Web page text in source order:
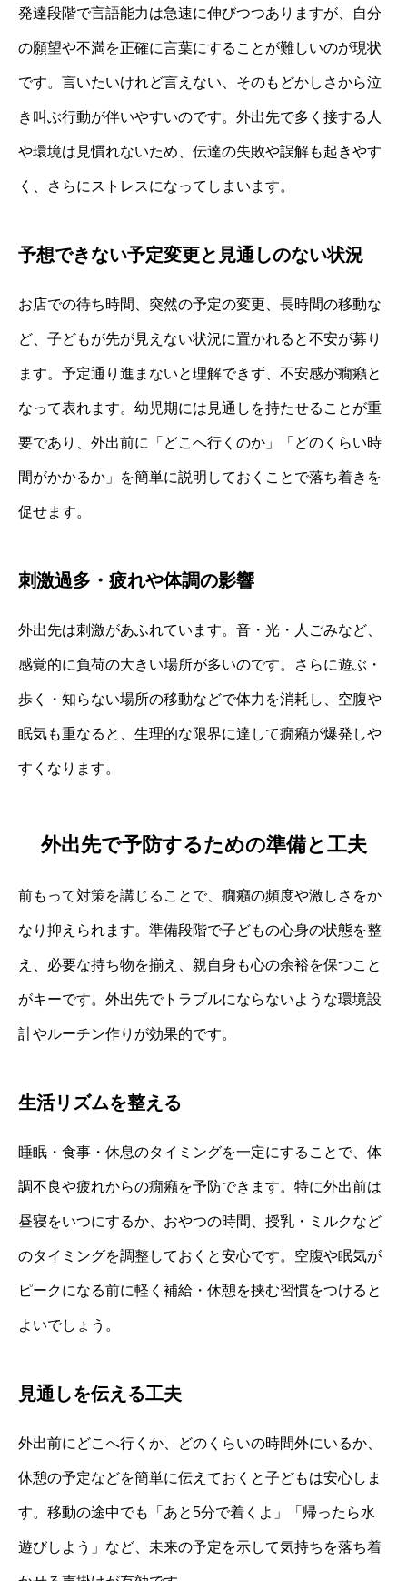
発達段階で言語能力は急速に伸びつつありますが、自分
の願望や不満を正確に言葉にすることが難しいのが現状
です。言いたいけれど言えない、そのもどかしさから泣
き叫ぶ行動が伴いやすいのです。外出先で多く接する人
や環境は見慣れないため、伝達の失敗や誤解も起きやす
く、さらにストレスになってしまいます。
予想できない予定変更と見通しのない状況
お店での待ち時間、突然の予定の変更、長時間の移動な
ど、子どもが先が見えない状況に置かれると不安が募り
ます。予定通り進まないと理解できず、不安感が癇癪と
なって表れます。幼児期には見通しを持たせることが重
要であり、外出前に「どこへ行くのか」「どのくらい時
間がかかるか」を簡単に説明しておくことで落ち着きを
促せます。
刺激過多・疲れや体調の影響
外出先は刺激があふれています。音・光・人ごみなど、
感覚的に負荷の大きい場所が多いのです。さらに遊ぶ・
歩く・知らない場所の移動などで体力を消耗し、空腹や
眠気も重なると、生理的な限界に達して癇癪が爆発しや
すくなります。
外出先で予防するための準備と工夫
前もって対策を講じることで、癇癪の頻度や激しさをか
なり抑えられます。準備段階で子どもの心身の状態を整
え、必要な持ち物を揃え、親自身も心の余裕を保つこと
がキーです。外出先でトラブルにならないような環境設
計やルーチン作りが効果的です。
生活リズムを整える
睡眠・食事・休息のタイミングを一定にすることで、体
調不良や疲れからの癇癪を予防できます。特に外出前は
昼寝をいつにするか、おやつの時間、授乳・ミルクなど
のタイミングを調整しておくと安心です。空腹や眠気が
ピークになる前に軽く補給・休憩を挟む習慣をつけると
よいでしょう。
見通しを伝える工夫
外出前にどこへ行くか、どのくらいの時間外にいるか、
休憩の予定などを簡単に伝えておくと子どもは安心しま
す。移動の途中でも「あと5分で着くよ」「帰ったら水
遊びしよう」など、未来の予定を示して気持ちを落ち着